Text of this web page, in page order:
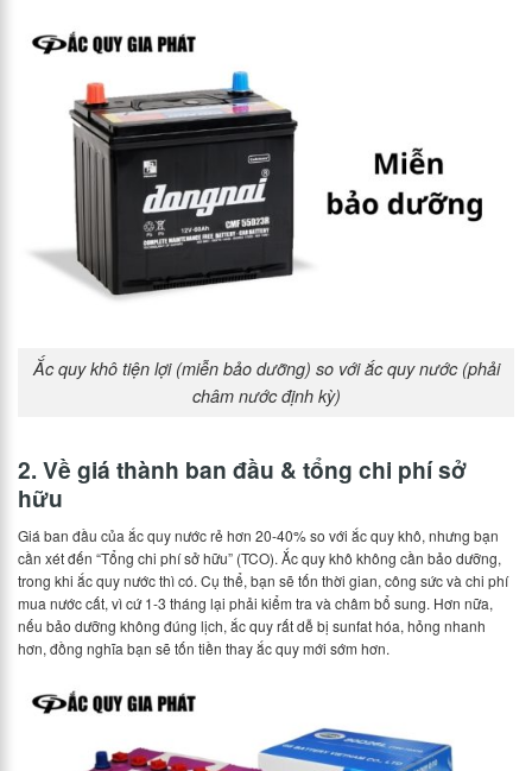
Ắc quy khô tiện lợi (miễn bảo dưỡng) so với ắc quy nước (phải
châm nước định kỳ)
2. Về giá thành ban đầu & tổng chi phí sở
hữu
Giá ban đầu của ắc quy nước rẻ hơn 20-40% so với ắc quy khô, nhưng bạn
cần xét đến “Tổng chi phí sở hữu” (TCO). Ắc quy khô không cần bảo dưỡng,
trong khi ắc quy nước thì có. Cụ thể, bạn sẽ tốn thời gian, công sức và chi phí
mua nước cất, vì cứ 1-3 tháng lại phải kiểm tra và châm bổ sung. Hơn nữa,
nếu bảo dưỡng không đúng lịch, ắc quy rất dễ bị sunfat hóa, hỏng nhanh
hơn, đồng nghĩa bạn sẽ tốn tiền thay ắc quy mới sớm hơn.